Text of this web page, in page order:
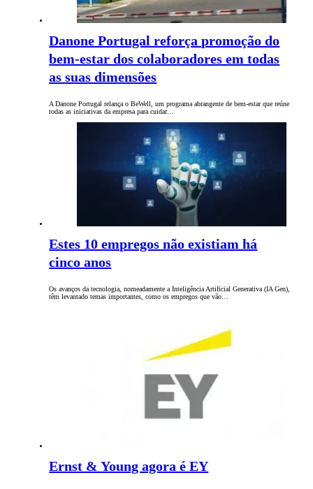
Danone Portugal reforça promoção do
bem-estar dos colaboradores em todas
as suas dimensões
A Danone Portugal relança o BeWell, um programa abrangente de bem-estar que reúne
todas as iniciativas da empresa para cuidar…
Estes 10 empregos não existiam há
cinco anos
Os avanços da tecnologia, nomeadamente a Inteligência Artificial Generativa (IA Gen),
têm levantado temas importantes, como os empregos que vão…
Ernst & Young agora é EY